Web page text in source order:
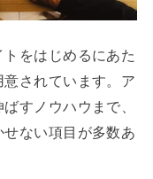
をはじめるにあた
されています。ア
すノウハウまで、
ない項目が多数あ